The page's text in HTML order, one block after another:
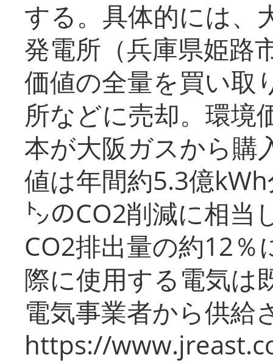
する。具体的には、
発電所（兵庫県姫路
価値の全量を買い取
所などに売却。環境
本が大阪ガスから購
値は年間約5.3億
㌧のCO2削減に相当
CO2排出量の約12％
際に使用する電気は
電気事業者から供給
https://